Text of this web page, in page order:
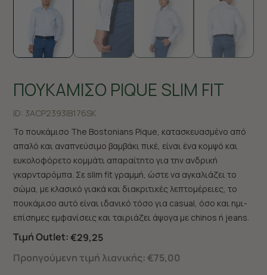
ΠΟΥΚΑΜΙΣΟ PIQUE SLIM FIT
ID: 3ACP2393|B176SK
Το πουκάμισο The Bostonians Pique, κατασκευασμένο από
απαλό και αναπνεύσιμο βαμβάκι πικέ, είναι ένα κομψό και
ευκολοφόρετο κομμάτι απαραίτητο για την ανδρική
γκαρνταρόμπα. Σε slim fit γραμμή, ώστε να αγκαλιάζει το
σώμα, με κλασικό γιακά και διακριτικές λεπτομέρειες, το
πουκάμισο αυτό είναι ιδανικό τόσο για casual, όσο και ημι-
επίσημες εμφανίσεις και ταιριάζει άψογα με chinos ή jeans.
Τιμή Outlet:€29,25
Προηγούμενη τιμή λιανικής: €75,00